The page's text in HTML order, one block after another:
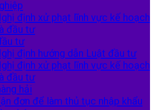
định xử phạt lĩnh vực kế hoạch
đầu tư
tư
định hướng dẫn Luật đầu tư
định xử phạt lĩnh vực kế hoạch
đầu tư
hải
đơn để làm thủ tục nhập khẩu